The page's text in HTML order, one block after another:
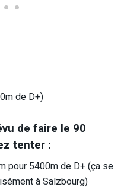
de D+)
de faire le 90
tenter :
pour 5400m de D+ (ça se
à Salzbourg)